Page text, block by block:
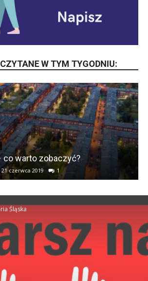
W TYM TYGODNIU:
warto zobaczyć?
21 czerwca 2019 1